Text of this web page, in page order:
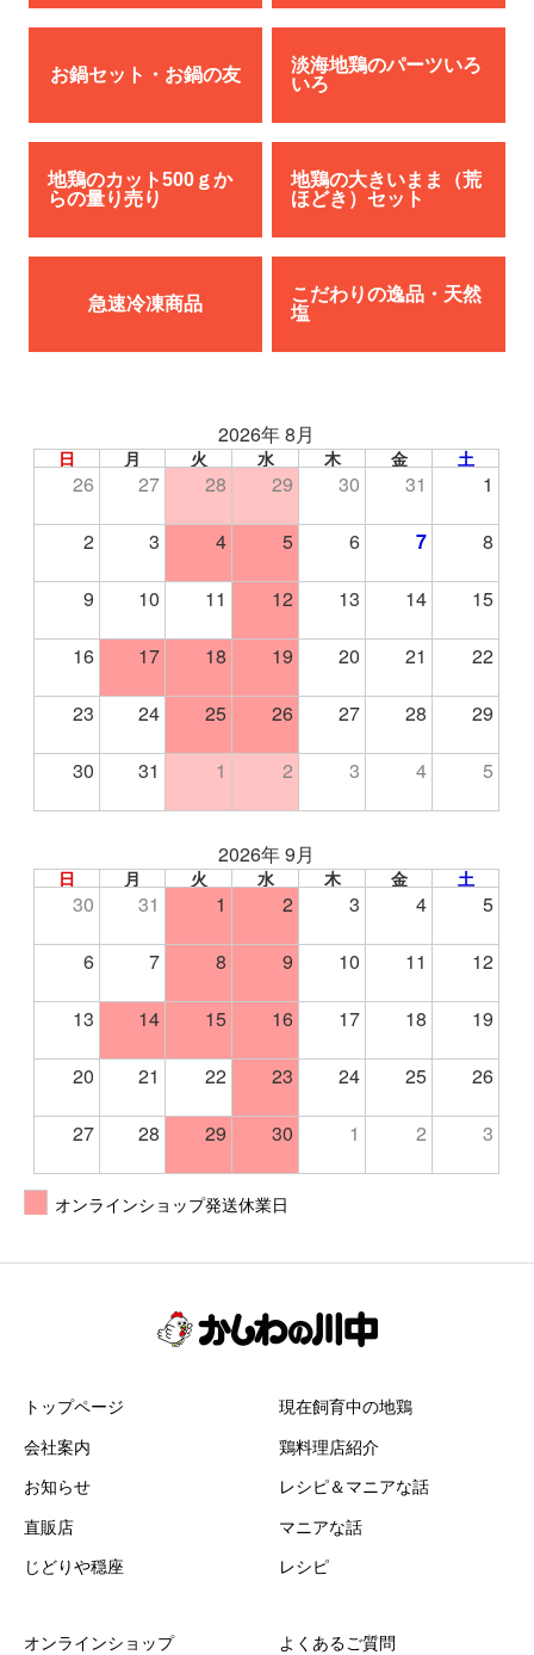
お鍋セット・お鍋の友
淡海地鶏のパーツいろ
いろ
地鶏のカット500ｇか
らの量り売り
地鶏の大きいまま（荒
ほどき）セット
急速冷凍商品
こだわりの逸品・天然
塩
2026年 8月
日 月 火 水 木 金 土
26 27 28 29 30 31 1
2 3 4 5 6 7 8
9 10 11 12 13 14 15
16 17 18 19 20 21 22
23 24 25 26 27 28 29
30 31 1 2 3 4 5
2026年 9月
日 月 火 水 木 金 土
30 31 1 2 3 4 5
6 7 8 9 10 11 12
13 14 15 16 17 18 19
20 21 22 23 24 25 26
27 28 29 30 1 2 3
オンラインショップ発送休業日
トップページ
会社案内
お知らせ
直販店
じどりや穏座
現在飼育中の地鶏
鶏料理店紹介
レシピ＆マニアな話
マニアな話
レシピ
オンラインショップ よくあるご質問